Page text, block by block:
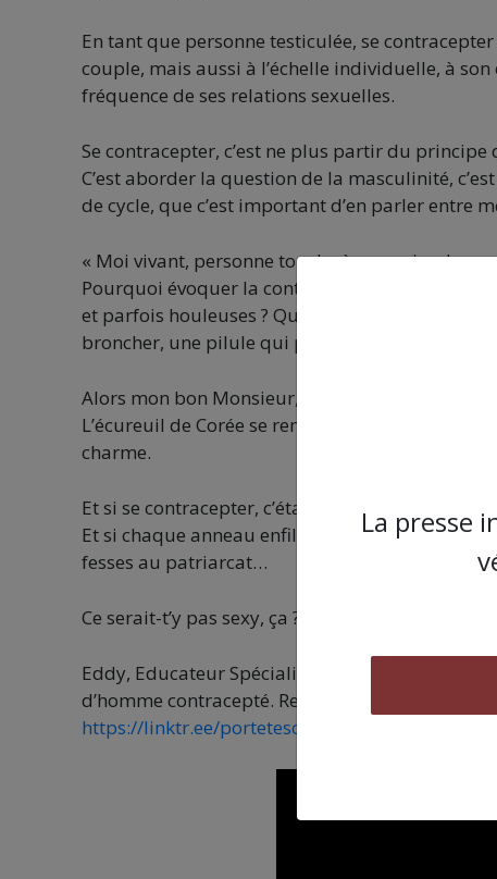
En tant que personne testiculée, se
couple, mais aussi à l’échelle individuelle, à son
fréquence de ses relations sexuelles.
Se contracepter, c’est ne plus partir du
C’est aborder la question de la masculinité,
de cycle, que c’est important d’en parler entre
« Moi vivant, personne touche à ma paire de
Pourquoi évoquer la contraception masculine
et parfois houleuses ? Quand au même
broncher, une pilule qui pourrait leur coûter un
Alors mon bon Monsieur, pète un coup,
L’écureuil de Corée se remonte les couilles
charme.
Et si se contracepter, c’était sortir des schémas
Et si chaque anneau enfilé, chaque canal
fesses au patriarcat…
Ce serait-t’y pas sexy, ça ?
Eddy, Educateur Spécialisé nous parle de
d’homme contracepté. Rejoins-nous sur
https://linktr.ee/portetescouilles
La presse